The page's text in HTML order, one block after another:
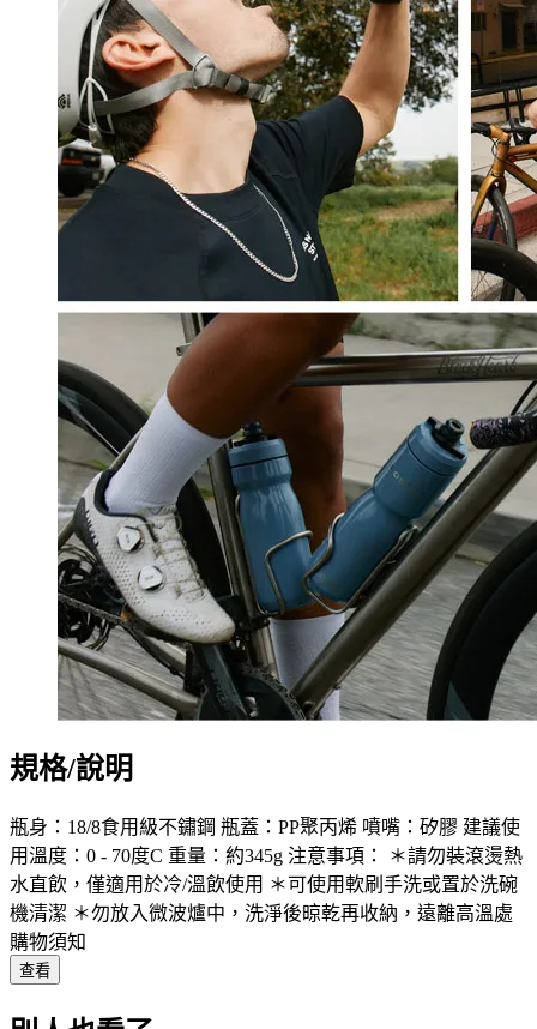
規格/說明
瓶身：18/8食用級不鏽鋼 瓶蓋：PP聚丙烯 噴嘴：矽膠 建議使
用溫度：0 - 70度C 重量：約345g 注意事項： ＊請勿裝滾燙熱
水直飲，僅適用於冷/溫飲使用 ＊可使用軟刷手洗或置於洗碗
機清潔 ＊勿放入微波爐中，洗淨後晾乾再收納，遠離高溫處
購物須知
查看